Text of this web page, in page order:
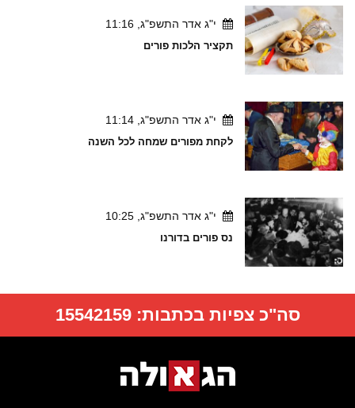
י"ג אדר התשפ"ג, 11:16
תקציר הלכות פורים
י"ג אדר התשפ"ג, 11:14
לקחת מפורים שמחה לכל השנה
י"ג אדר התשפ"ג, 10:25
נס פורים בדורנו
סה"כ צפיות בכתבות:15542159